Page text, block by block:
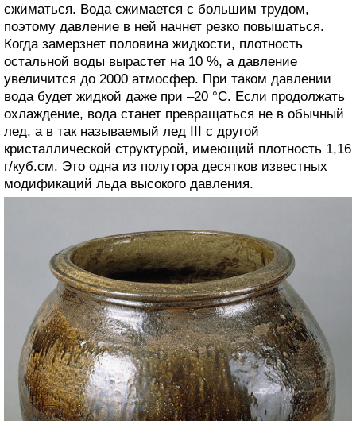
сжиматься. Вода сжимается с большим трудом,
поэтому давление в ней начнет резко повышаться.
Когда замерзнет половина жидкости, плотность
остальной воды вырастет на 10 %, а давление
увеличится до 2000 атмосфер. При таком давлении
вода будет жидкой даже при –20 °C. Если продолжать
охлаждение, вода станет превращаться не в обычный
лед, а в так называемый лед III с другой
кристаллической структурой, имеющий плотность 1,16
г/куб.см. Это одна из полутора десятков известных
модификаций льда высокого давления.